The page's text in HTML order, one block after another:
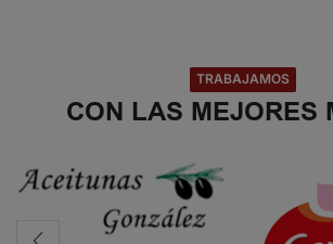
TRABAJAMOS
CON LAS MEJORES